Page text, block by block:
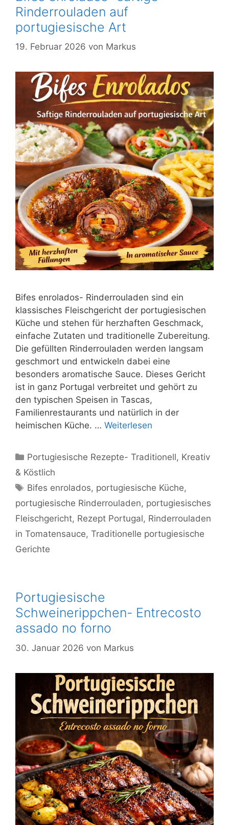
Rinderrouladen auf
portugiesische Art
19. Februar 2026 von Markus
Bifes enrolados- Rinderrouladen sind ein
klassisches Fleischgericht der portugiesischen
Küche und stehen für herzhaften Geschmack,
einfache Zutaten und traditionelle Zubereitung.
Die gefüllten Rinderrouladen werden langsam
geschmort und entwickeln dabei eine
besonders aromatische Sauce. Dieses Gericht
ist in ganz Portugal verbreitet und gehört zu
den typischen Speisen in Tascas,
Familienrestaurants und natürlich in der
heimischen Küche. … Weiterlesen
Kategorien
Portugiesische Rezepte- Traditionell, Kreativ
& Köstlich
Schlagwörter
Bifes enrolados, portugiesische Küche,
portugiesische Rinderrouladen, portugiesisches
Fleischgericht, Rezept Portugal, Rinderrouladen
in Tomatensauce, Traditionelle portugiesische
Gerichte
Portugiesische
Schweinerippchen- Entrecosto
assado no forno
30. Januar 2026 von Markus